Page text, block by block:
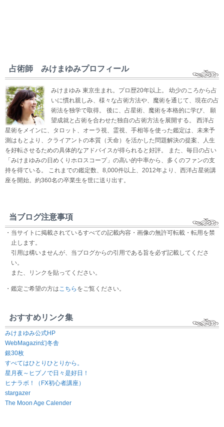
占術師 みけまゆみプロフィール
みけまゆみ 東京生まれ。プロ歴20年以上。 幼少のころから占
いに慣れ親しみ、様々な占術方法や、魔術を通じて、現在の占
術法を独学で取得。 後に、占星術、魔術を本格的に学び、 願
望成就と占術を合わせた独自の占術方法を展開する。 西洋占
星術をメインに、タロット、オーラ視、霊視、手相等を使った鑑定は、未来予
測はもとより、クライアントの本質（天命）を活かした問題解決の提案、人生
を好転させるための具体的なアドバイスが得られると好評。 また、毎日の占い
「みけまゆみの日めくりホロスコープ」の高い的中率から、多くのファンの支
持を得ている。 これまでの鑑定数、8,000件以上、2012年より、西洋占星術講
座を開始。約360名の卒業生を世に送り出す。
当ブログ注意事項
・当サイトに掲載されているすべての記載内容・画像の無許可転載・転用を禁
止します。
引用は構いませんが、当ブログからの引用である旨を必ず記載してくださ
い。
また、リンクを貼ってください。
・鑑定ご希望の方はこちら をご覧ください。
おすすめリンク集
みけまゆみ公式HP
WebMagazin幻冬舎
銀30枚
すべてはひとりひとりから。
星月夜～ヒプノで日々是好日！
ヒナラボ！（FX初心者講座）
stargazer
The Moon Age Calender